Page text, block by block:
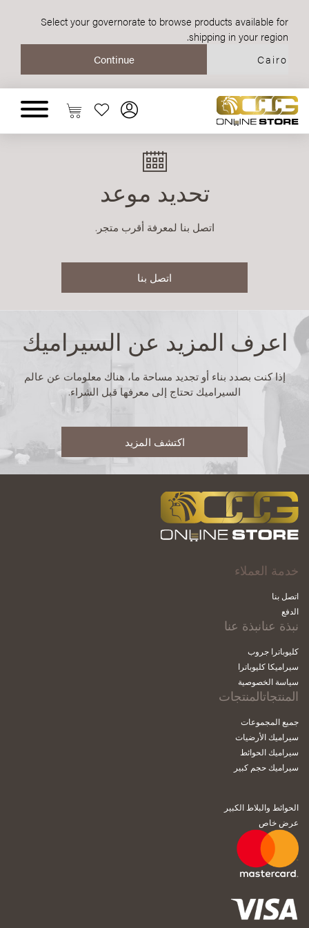
Select your governorate to browse products available for
shipping in your region.
تحديد موعد
اتصل بنا لمعرفة أقرب متجر.
اتصل بنا
اعرف المزيد عن السيراميك
إذا كنت بصدد بناء أو تجديد مساحة ما، هناك معلومات عن عالم
السيراميك تحتاج إلى معرفها قبل الشراء.
اكتشف المزيد
خدمة العملاء
اتصل بنا
الدفع
نبذة عنانبذة عنا
كليوباترا جروب
سيراميكا كليوباترا
سياسة الخصوصية
المنتجاتالمنتجات
جميع المجموعات
سيراميك الأرضيات
سيراميك الحوائط
سيراميك حجم كبير
الحوائط والبلاط الكبير
عرض خاص